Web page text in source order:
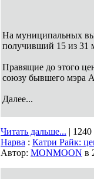
На муниципальных
получивший 15 из 31
Правящие до этого
союзу бывшего мэра
Далее...
Читать дальше... | 1240
Нарва : Катри Райк:
Автор: MONMOON в